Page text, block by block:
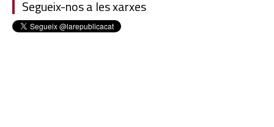
Segueix-nos a les xarxes